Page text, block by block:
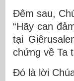
Ðêm sau,
“Hãy can
tại
chứng về Ta
Ðó là lời